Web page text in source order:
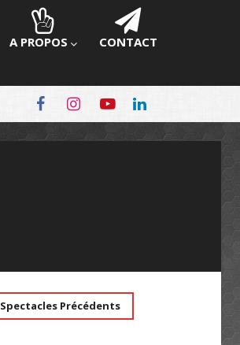
A PROPOS CONTACT
Spectacles Précédents